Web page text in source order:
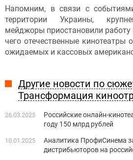
Напомним, в связи с
территории Украины,
мейджоры приостановили работу
чего отечественные кинотеатры
ожидаемых и кассовых
Другие новости по
Трансформация
26.03.2025
Российские онлайн-
году 150 млрд рублей
10.01.2025
Аналитика ПрофиСинема
дистрибьюторов на